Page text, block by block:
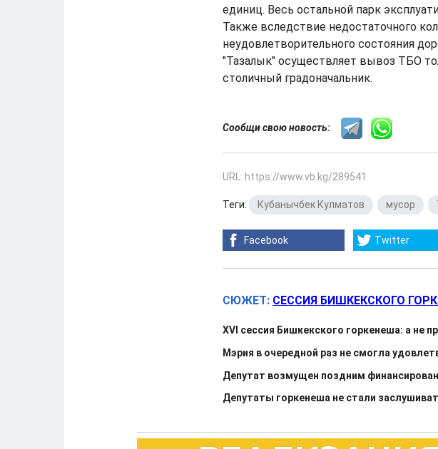
единиц. Весь остальной парк
Также вследствие недостаточного
неудовлетворительного состояния
"Тазалык" осуществляет вывоз ТБО
столичный градоначальник.
Сообщи свою новость:
URL: https://www.vb.kg/289541
Теги: Кубанычбек Кулматов мусор
Facebook Twitter
СЮЖЕТ: СЕССИЯ БИШКЕКСКОГО
XVI сессия Бишкекского горкенеша: а не
Мэрия в очередной раз не смогла
Депутат возмущен поздним
Депутаты горкенеша не стали